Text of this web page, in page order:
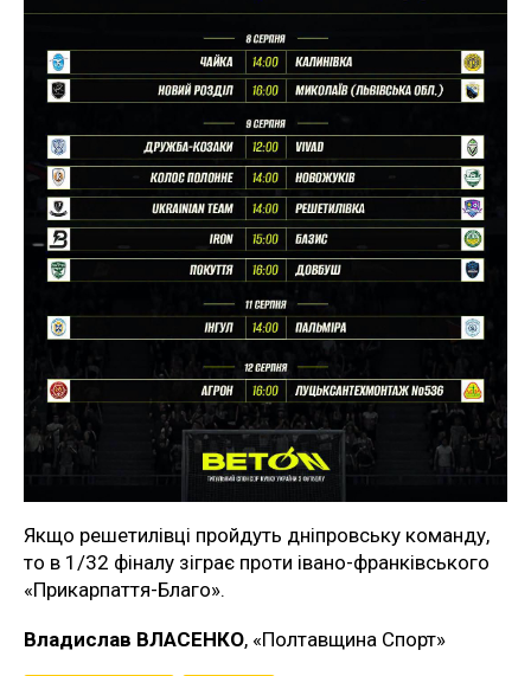
Якщо решетилівці пройдуть дніпровську команду,
то в 1/32 фіналу зіграє проти івано-франківського
«Прикарпаття-Благо».
Владислав ВЛАСЕНКО, «Полтавщина Спорт»